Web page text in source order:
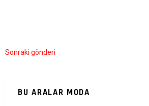
Sonraki gönderi
BU ARALAR MODA